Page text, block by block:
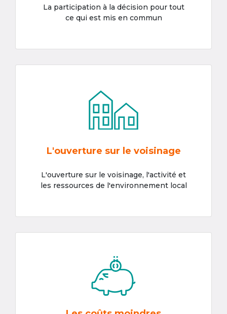
La participation à la décision pour tout
ce qui est mis en commun
L'ouverture sur le voisinage
L'ouverture sur le voisinage, l'activité et
les ressources de l'environnement local